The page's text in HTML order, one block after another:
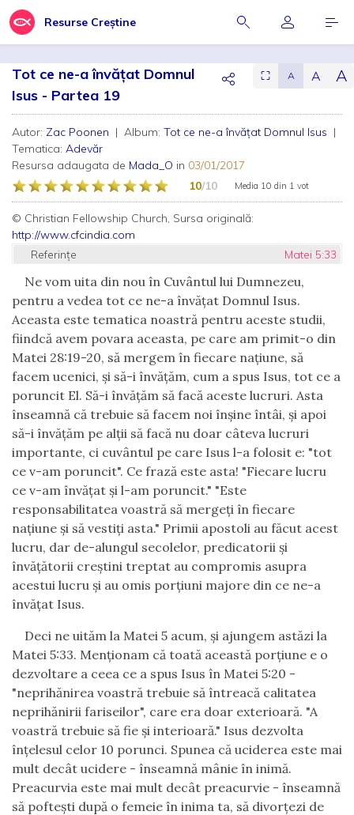
Resurse Creștine
Tot ce ne-a învățat Domnul
Isus - Partea 19
⛶ A A A
Autor: Zac Poonen | Album: Tot ce ne-a învățat Domnul Isus |
Tematica: Adevăr
Resursa adaugata de Mada_O in 03/01/2017
10/10 Media 10 din 1 vot
© Christian Fellowship Church, Sursa originală:
http://www.cfcindia.com
Referințe
Matei 5:33
Ne vom uita din nou în Cuvântul lui Dumnezeu,
pentru a vedea tot ce ne-a învăţat Domnul Isus.
Aceasta este tematica noastră pentru aceste studii,
fiindcă avem povara aceasta, pe care am primit-o din
Matei 28:19-20, să mergem în fiecare naţiune, să
facem ucenici, şi să-i învăţăm, cum a spus Isus, tot ce a
poruncit El. Să-i învăţăm să facă aceste lucruri. Asta
înseamnă că trebuie să facem noi înşine întâi, şi apoi
să-i învăţăm pe alţii să facă nu doar câteva lucruri
importante, ci cuvântul pe care Isus l-a folosit e: "tot
ce v-am poruncit". Ce frază este asta! "Fiecare lucru
ce v-am învăţat şi l-am poruncit." "Este
responsabilitatea voastră să mergeţi în fiecare
naţiune şi să vestiţi asta." Primii apostoli au făcut acest
lucru, dar de-alungul secolelor, predicatorii şi
învăţătorii creştini treptat au compromis asupra
acestui lucru şi au omis porţiuni majore din ce ne-a
învăţat Isus.
Deci ne uităm la Matei 5 acum, şi ajungem astăzi la
Matei 5:33. Menţionam că toată această porţiune e o
dezvoltare a ceea ce a spus Isus în Matei 5:20 -
"neprihănirea voastră trebuie să întreacă calitatea
neprihănirii fariseilor", care era doar exterioară. "A
voastră trebuie să fie şi interioară." Isus dezvolta
înţelesul celor 10 porunci. Spunea că uciderea este mai
mult decât ucidere - înseamnă mânie în inimă.
Preacurvia este mai mult decât preacurvie - înseamnă
să pofteşti după o femeie în inima ta, să divorţezi de